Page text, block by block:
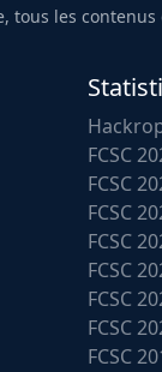
tous les contenus
FCSC
FCSC
FCSC
FCSC
FCSC
FCSC
FCSC
FCSC